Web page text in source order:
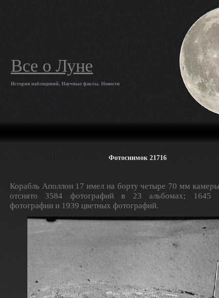
Все о Луне
История наблюдений, Научные факты, Новости
Фотоснимок 21716
Корабль Аполлон 17 имел на борту четыре 70 мм
отснято 3584 фотографий в 23 альбомах; 1645
фотографии и 1939 цветных фотографий.